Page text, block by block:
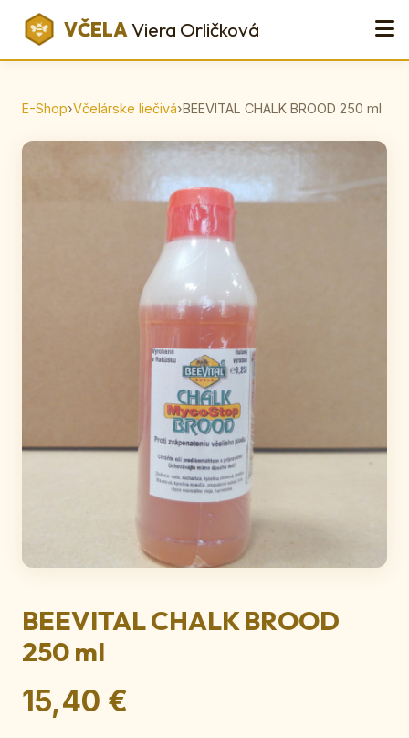
VČELAViera Orličková
E-Shop›Včelárske liečivá›BEEVITAL CHALK BROOD 250 ml
BEEVITAL CHALK BROOD
250 ml
15,40 €